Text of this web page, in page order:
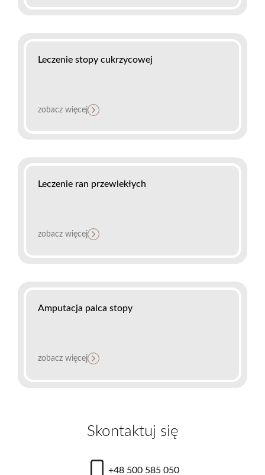
Leczenie stopy cukrzycowej
zobacz więcej
Leczenie ran przewlekłych
zobacz więcej
Amputacja palca stopy
zobacz więcej
Skontaktuj się
+48 500 585 050